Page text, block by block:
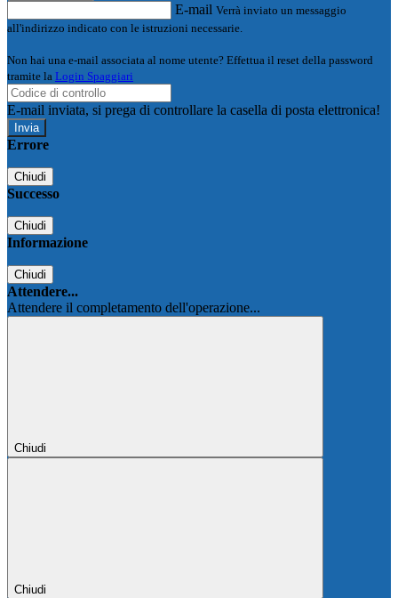
E-mail Verrà inviato un messaggio
all'indirizzo indicato con le istruzioni necessarie.
Non hai una e-mail associata al nome utente? Effettua il reset della password
tramite la Login Spaggiari
E-mail inviata, si prega di controllare la casella di posta elettronica!
Errore
Chiudi
Successo
Chiudi
Informazione
Chiudi
Attendere...
Attendere il completamento dell'operazione...
Chiudi
Chiudi